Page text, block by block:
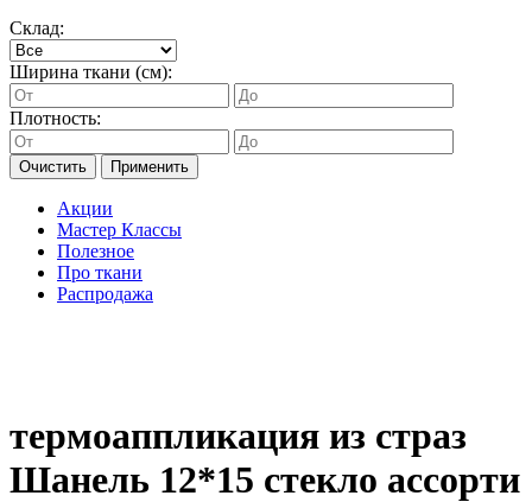
Склад:
Ширина ткани (см):
Плотность:
Очистить Применить
Акции
Мастер Классы
Полезное
Про ткани
Распродажа
термоаппликация из страз
Шанель 12*15 стекло ассорти